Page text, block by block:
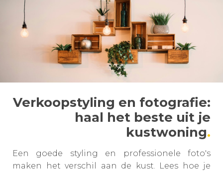
Verkoopstyling en fotografie:
haal het beste uit je
kustwoning
Een goede styling en professionele foto's
maken het verschil aan de kust. Lees hoe je